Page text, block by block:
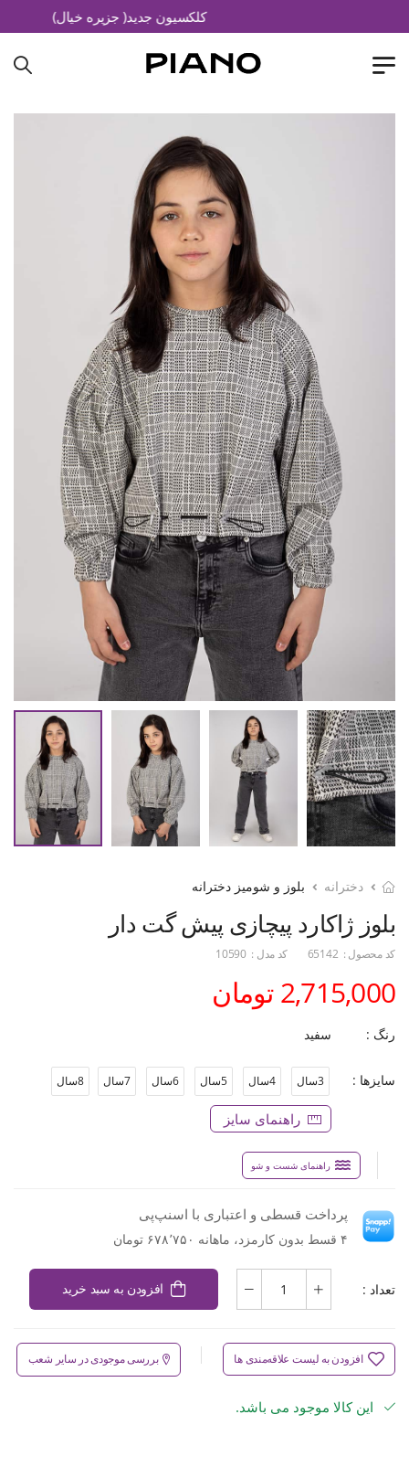
کلکسیون جدید( جزیره خیال)
دخترانه بلوز و شومیز دخترانه
بلوز ژاکارد پیچازی پیش گت دار
کد محصول : 65142 کد مدل : 10590
2,715,000 تومان
رنگ : سفید
سایزها : 3سال 4سال 5سال 6سال 7سال 8سال
راهنمای سایز
راهنمای شست و شو
پرداخت قسطی و اعتباری با اسنپ‌پی
۴ قسط بدون کارمزد، ماهانه ۶۷۸٬۷۵۰ تومان
تعداد : افزودن به سبد خرید
افزودن به لیست علاقه‌مندی ها بررسی موجودی در سایر شعب
این کالا موجود می باشد.